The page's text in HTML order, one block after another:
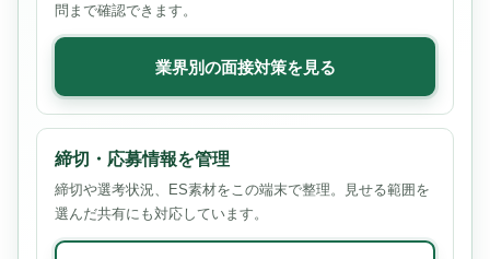
問まで確認できます。
業界別の面接対策を見る
締切・応募情報を管理
締切や選考状況、ES素材をこの端末で整理。見せる範囲を
選んだ共有にも対応しています。